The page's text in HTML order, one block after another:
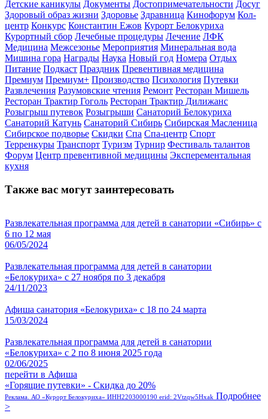
Детские каникулы Документы Достопримечательности Досуг
Здоровый образ жизни Здоровье Здравница Кинофорум Кол-
центр Конкурс Константин Ежов Курорт Белокуриха
Курортный сбор Лечебные процедуры Лечение ЛФК
Медицина Межсезонье Мероприятия Минеральная вода
Мишина гора Награды Наука Новый год Номера Отдых
Питание Подкаст Праздник Превентивная медицина
Премиум Премиум+ Производство Психология Путевки
Развлечения Разумовские чтения Ремонт Ресторан Мишель
Ресторан Трактир Гоголь Ресторан Трактир Дилижанс
Розыгрыш путевок Розыгрыши Санаторий Белокуриха
Санаторий Катунь Санаторий Сибирь Сибирская Масленица
Сибирское подворье Скидки Спа Спа-центр Спорт
Терренкуры Транспорт Туризм Турнир Фестиваль талантов
Форум Центр превентивной медицины Эксперементальная
кухня
Также вас могут заинтересовать
Развлекательная программа для детей в санатории «Сибирь» с
6 по 12 мая
06/05/2024
Развлекательная программа для детей в санатории
«Белокуриха» с 27 ноября по 3 декабря
24/11/2023
Афиша санатория «Белокуриха» с 18 по 24 марта
15/03/2024
Развлекательная программа для детей в санатории
«Белокуриха» с 2 по 8 июня 2025 года
02/06/2025
перейти в Афиша
«Горящие путевки» - Скидка до 20%
Реклама. АО «Курорт Белокуриха» ИНН2203000190 erid: 2Vtzqw5Hxak Подробнее
>